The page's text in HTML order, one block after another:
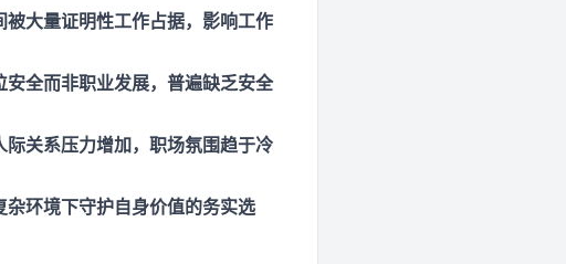
大量证明性工作占据，影响工作
全而非职业发展，普遍缺乏安全
关系压力增加，职场氛围趋于冷
环境下守护自身价值的务实选